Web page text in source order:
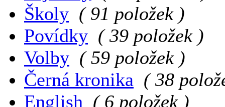
Školy ( 91 položek )
Povídky ( 39 položek )
Volby ( 59 položek )
Černá kronika ( 38
English ( 6 položek )